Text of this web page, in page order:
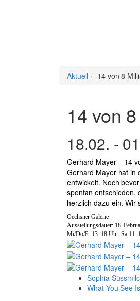
Aktuell 14 von 8
14 von
18.02. -
Gerhard Mayer – 14
Gerhard Mayer hat in
entwickelt. Noch
spontan entschieden,
herzlich dazu ein. Wir
Oechsner Galerie
Ausstellungsdauer: 18.
Mi/Do/Fr 13–18 Uhr, Sa 11–
Sophia
What You See